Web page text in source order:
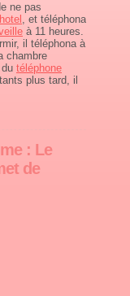
ne pas
hotel , et téléphona
à 11 heures.
il téléphona à
chambre
du téléphone
plus tard, il
: Le
de